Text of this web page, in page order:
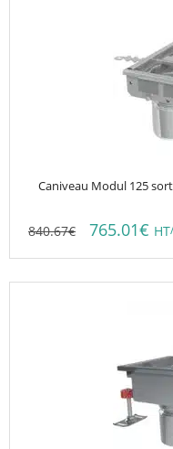
Caniveau Modul 125
840.67€ 765.01€ HT/